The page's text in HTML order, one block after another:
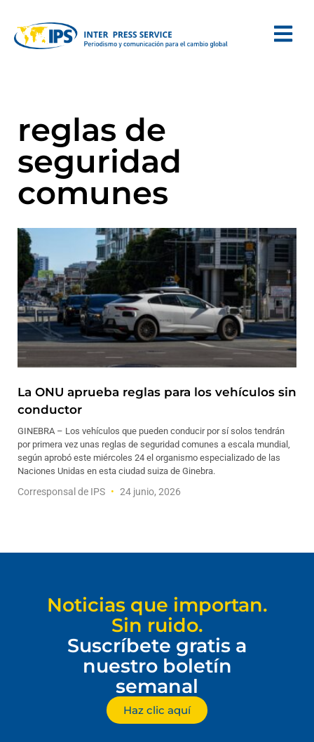
reglas de
seguridad
comunes
La ONU aprueba reglas para los vehículos sin
conductor
GINEBRA – Los vehículos que pueden conducir por sí solos tendrán
por primera vez unas reglas de seguridad comunes a escala mundial,
según aprobó este miércoles 24 el organismo especializado de las
Naciones Unidas en esta ciudad suiza de Ginebra.
Corresponsal de IPS 24 junio, 2026
Noticias que importan.
Sin ruido.
Suscríbete gratis a
nuestro boletín
semanal
Haz clic aquí